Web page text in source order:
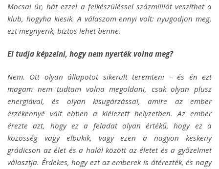
Mocsai úr, hát ezzel a felkészüléssel százmilliót veszíthet a
klub, hogyha kiesik. A válaszom ennyi volt: nyugodjon meg,
ezt megnyerik, biztos lehet benne.
El tudja képzelni, hogy nem nyerték volna meg?
Nem. Ott olyan állapotot sikerült teremteni – és én ezt
magam nem tudtam volna megoldani, csak olyan plusz
energiával, és olyan kisugárzással, amire az ember
érzékennyé vált ebben a kiélezett helyzetben. Az ember
érezte azt, hogy ez a feladat olyan értékű, hogy ez a
közösség vagy elbukik, vagy ezen a nagyon keskeny
grádicson az élet és a halál között az életet és a győzelmet
választja. Érdekes, hogy ezt az emberek is átérezték, és nagy